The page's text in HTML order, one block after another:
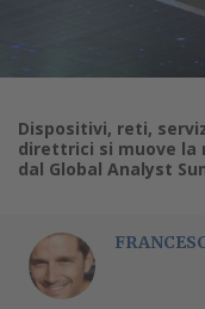
Dispositivi, reti,
direttrici si muove la
dal Global Analyst